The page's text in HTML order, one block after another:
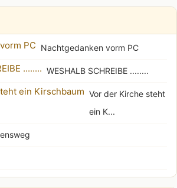
Nachtgedanken vorm PC
WESHALB SCHREIBE ........
Vor der Kirche steht
ein K...